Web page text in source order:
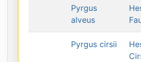
Pyrgus
alveus
Pyrgus cirsii